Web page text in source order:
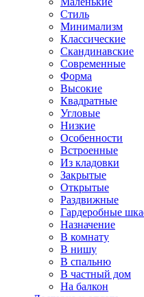
Стиль
Минимализм
Классические
Скандинавские
Современные
Форма
Высокие
Квадратные
Угловые
Низкие
Особенности
Встроенные
Из кладовки
Закрытые
Открытые
Раздвижные
Гардеробные
Назначение
В комнату
В нишу
В спальню
В частный дом
На балкон